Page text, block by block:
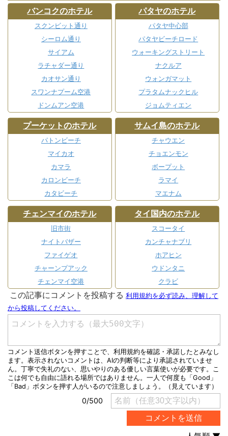
バンコクのホテル
スクンビット通り
シーロム通り
サイアム
ラチャダー通り
カオサン通り
スワンナプーム空港
ドンムアン空港
パタヤのホテル
パタヤ中心部
パタヤビーチロード
ウォーキングストリート
ナクルア
ウォンガマット
プラタムナックヒル
ジョムティエン
プーケットのホテル
パトンビーチ
マイカオ
カマラ
カロンビーチ
カタビーチ
サムイ島のホテル
チャウエン
チョエンモン
ボープット
ラマイ
マエナム
チェンマイのホテル
旧市街
ナイトバザー
ファイゲオ
チャーンプアック
チェンマイ空港
タイ国内のホテル
スコータイ
カンチャナブリ
ホアヒン
ウドンタニ
クラビ